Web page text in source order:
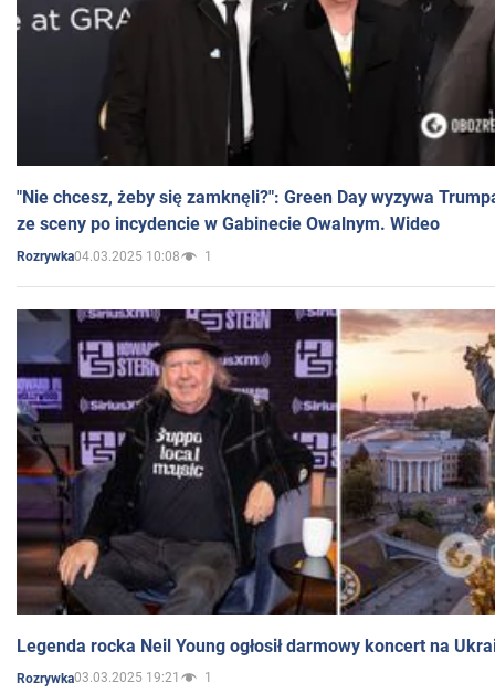
"Nie chcesz, żeby się zamknęli?": Green Day wyzywa
ze sceny po incydencie w Gabinecie Owalnym. Wideo
Rozrywka04.03.2025 10:08 1
Legenda rocka Neil Young ogłosił darmowy koncert na
Rozrywka03.03.2025 19:21 1